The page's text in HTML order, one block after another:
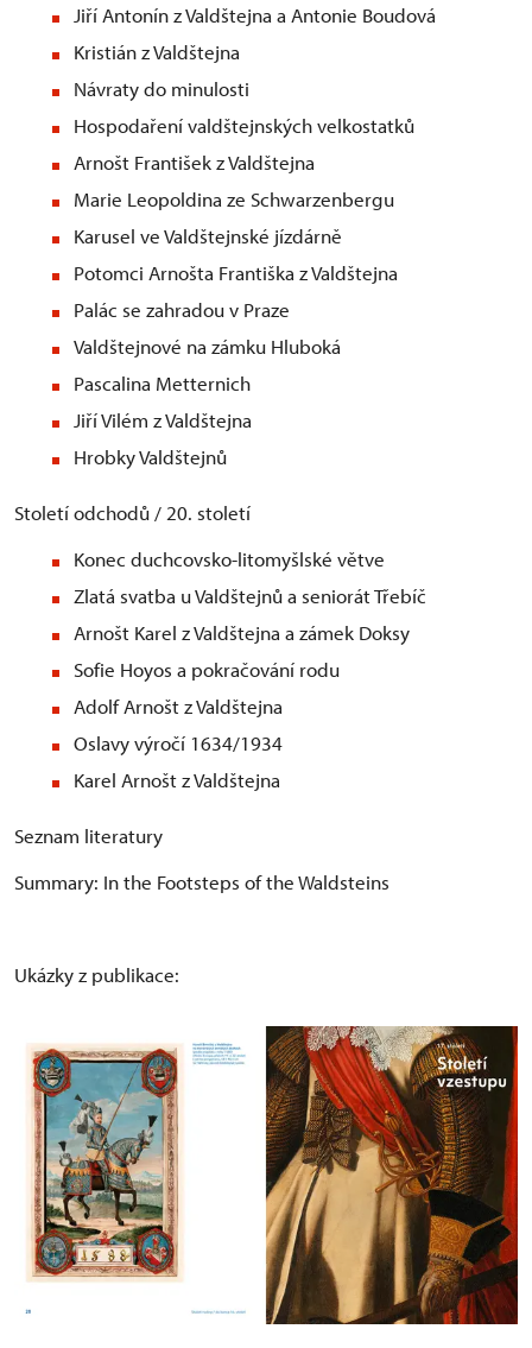
Jiří Antonín z Valdštejna a Antonie Boudová
Kristián z Valdštejna
Návraty do minulosti
Hospodaření valdštejnských velkostatků
Arnošt František z Valdštejna
Marie Leopoldina ze Schwarzenbergu
Karusel ve Valdštejnské jízdárně
Potomci Arnošta Františka z Valdštejna
Palác se zahradou v Praze
Valdštejnové na zámku Hluboká
Pascalina Metternich
Jiří Vilém z Valdštejna
Hrobky Valdštejnů
Století odchodů / 20. století
Konec duchcovsko-litomyšlské větve
Zlatá svatba u Valdštejnů a seniorát Třebíč
Arnošt Karel z Valdštejna a zámek Doksy
Sofie Hoyos a pokračování rodu
Adolf Arnošt z Valdštejna
Oslavy výročí 1634/1934
Karel Arnošt z Valdštejna
Seznam literatury
Summary: In the Footsteps of the Waldsteins
Ukázky z publikace: